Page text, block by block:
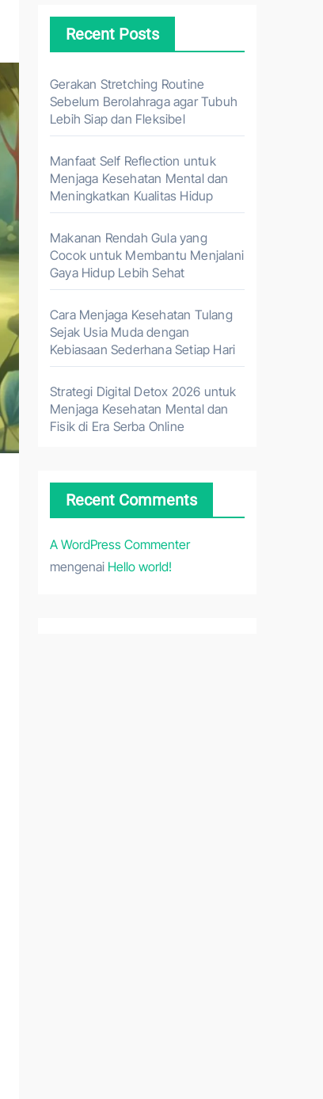
Recent Posts
Gerakan Stretching Routine
Sebelum Berolahraga agar Tubuh
Lebih Siap dan Fleksibel
Manfaat Self Reflection untuk
Menjaga Kesehatan Mental dan
Meningkatkan Kualitas Hidup
Makanan Rendah Gula yang
Cocok untuk Membantu Menjalani
Gaya Hidup Lebih Sehat
Cara Menjaga Kesehatan Tulang
Sejak Usia Muda dengan
Kebiasaan Sederhana Setiap Hari
Strategi Digital Detox 2026 untuk
Menjaga Kesehatan Mental dan
Fisik di Era Serba Online
Recent Comments
A WordPress Commenter
mengenai Hello world!